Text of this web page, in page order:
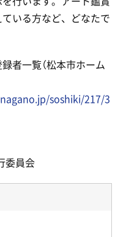
いる方など、どなたで
者一覧（松本市ホーム
soshiki/217/3
委員会